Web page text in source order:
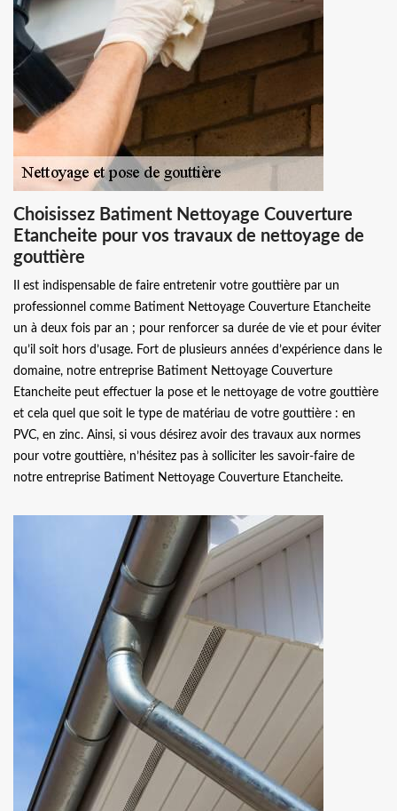
Choisissez Batiment Nettoyage Couverture
Etancheite pour vos travaux de nettoyage de
gouttière
Il est indispensable de faire entretenir votre gouttière par un
professionnel comme Batiment Nettoyage Couverture Etancheite
un à deux fois par an ; pour renforcer sa durée de vie et pour éviter
qu’il soit hors d’usage. Fort de plusieurs années d’expérience dans le
domaine, notre entreprise Batiment Nettoyage Couverture
Etancheite peut effectuer la pose et le nettoyage de votre gouttière
et cela quel que soit le type de matériau de votre gouttière : en
PVC, en zinc. Ainsi, si vous désirez avoir des travaux aux normes
pour votre gouttière, n’hésitez pas à solliciter les savoir-faire de
notre entreprise Batiment Nettoyage Couverture Etancheite.